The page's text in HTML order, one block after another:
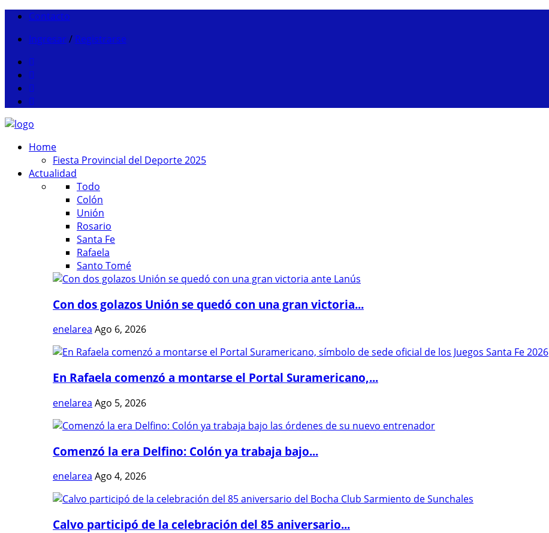
Contacto
Ingresar / Registrarse
Home
Fiesta Provincial del Deporte 2025
Actualidad
Todo
Colón
Unión
Rosario
Santa Fe
Rafaela
Santo Tomé
Con dos golazos Unión se quedó con una gran victoria...
enelarea Ago 6, 2026
En Rafaela comenzó a montarse el Portal Suramericano,...
enelarea Ago 5, 2026
Comenzó la era Delfino: Colón ya trabaja bajo...
enelarea Ago 4, 2026
Calvo participó de la celebración del 85 aniversario...